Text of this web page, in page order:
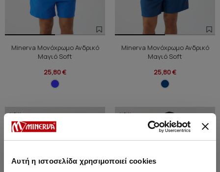
Αυτή η ιστοσελίδα χρησιμοποιεί cookies
Minerva Μονόχρωμο Ανδρικό
Μαγιό Soft
25,80 €
Minerva Μονόχρωμο Ανδρικό
Μαγιό Soft
25,80 €
NEW NEW